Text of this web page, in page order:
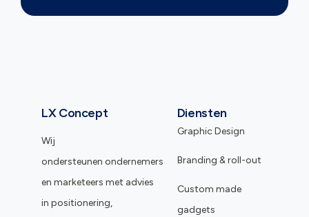
LX Concept
Wij
ondersteunen ondernemers
en marketeers met advies
in positionering,
Diensten
Graphic Design
Branding & roll-out
Custom made
gadgets